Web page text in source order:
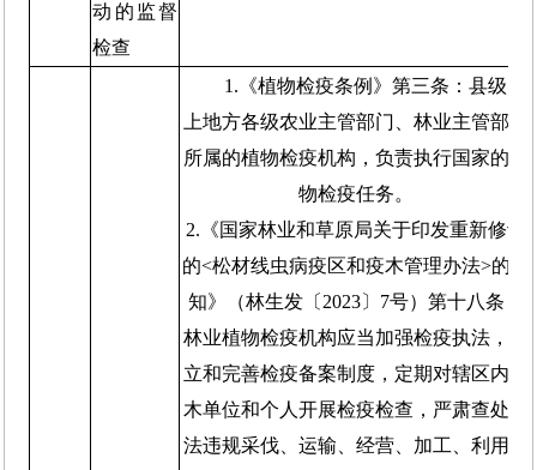
动的监督
检查
1.《植物检疫条例》第三条：县级以
上地方各级农业主管部门、林业主管部门
所属的植物检疫机构，负责执行国家的植
物检疫任务。
2.《国家林业和草原局关于印发重新修订
的<松材线虫病疫区和疫木管理办法>的通
知》（林生发〔2023〕7号）第十八条：
林业植物检疫机构应当加强检疫执法，建
立和完善检疫备案制度，定期对辖区内涉
木单位和个人开展检疫检查，严肃查处违
法违规采伐、运输、经营、加工、利用、